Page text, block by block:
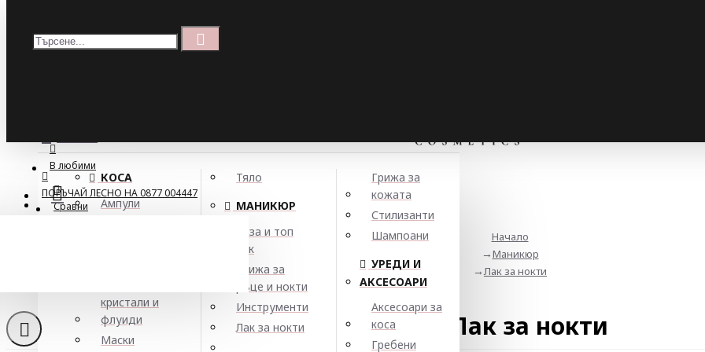
Кошница
В любими
Сравни
КОСА
Ампули
кристали и
флуиди
Маски
Тяло
МАНИКЮР
База и топ
лак
Грижа за
ръце и нокти
Инструменти
Лак за нокти
Грижа за
кожата
Стилизанти
Шампоани
УРЕДИ И
АКСЕСОАРИ
Аксесоари за
коса
Гребени
ПОРЪЧАЙ ЛЕСНО НА 0877 004447
Начало
Маникюр
Лак за нокти
Лак за нокти